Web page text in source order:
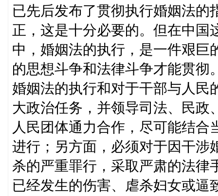
已先后发布了贯彻执行婚姻法的
正，这是十分必要的。但在中国
中，婚姻法的执行，是一件艰巨
的思想斗争和法律斗争才能贯彻
婚姻法的执行和对于干部与人民
大政治任务，并领导司法、民政
人民团体通力合作，尽可能结
进行；另方面，必须对于因干涉
杀的严重罪行，采取严肃的法律
已经发生的伤害、虐杀妇女或逼